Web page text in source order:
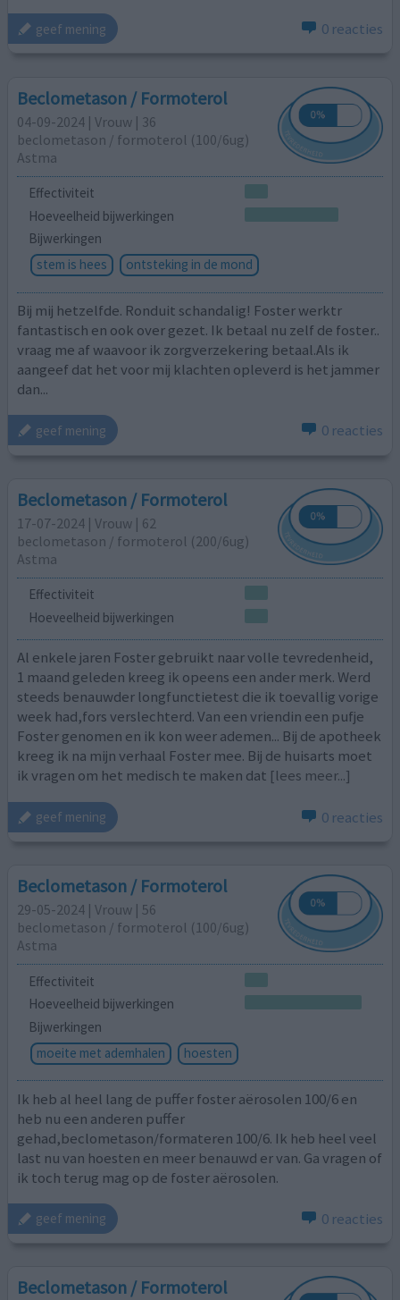
geef mening 0 reacties
Beclometason / Formoterol
04-09-2024 | Vrouw | 36
beclometason / formoterol (100/6ug)
Astma
Effectiviteit
Hoeveelheid bijwerkingen
Bijwerkingen
stem is hees
ontsteking in de mond
Bij mij hetzelfde. Ronduit schandalig! Foster werktr
fantastisch en ook over gezet. Ik betaal nu zelf de foster..
vraag me af waavoor ik zorgverzekering betaal.Als ik
aangeef dat het voor mij klachten opleverd is het jammer
dan...
geef mening 0 reacties
Beclometason / Formoterol
17-07-2024 | Vrouw | 62
beclometason / formoterol (200/6ug)
Astma
Effectiviteit
Hoeveelheid bijwerkingen
Al enkele jaren Foster gebruikt naar volle tevredenheid,
1 maand geleden kreeg ik opeens een ander merk. Werd
steeds benauwder longfunctietest die ik toevallig vorige
week had,fors verslechterd. Van een vriendin een pufje
Foster genomen en ik kon weer ademen... Bij de apotheek
kreeg ik na mijn verhaal Foster mee. Bij de huisarts moet
ik vragen om het medisch te maken dat [lees meer...]
geef mening 0 reacties
Beclometason / Formoterol
29-05-2024 | Vrouw | 56
beclometason / formoterol (100/6ug)
Astma
Effectiviteit
Hoeveelheid bijwerkingen
Bijwerkingen
moeite met ademhalen
hoesten
Ik heb al heel lang de puffer foster aërosolen 100/6 en
heb nu een anderen puffer
gehad,beclometason/formateren 100/6. Ik heb heel veel
last nu van hoesten en meer benauwd er van. Ga vragen of
ik toch terug mag op de foster aërosolen.
geef mening 0 reacties
Beclometason / Formoterol